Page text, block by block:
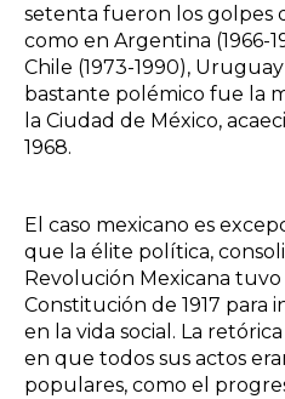
setenta fueron los golpes
como en Argentina (1966-
Chile (1973-1990),
bastante polémico fue la
la Ciudad de México,
1968.
El caso mexicano es
que la élite política,
Revolución Mexicana
Constitución de 1917
en la vida social. La
en que todos sus actos
populares, como el